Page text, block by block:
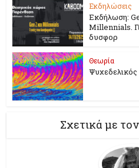
Εκδηλώσεις
Εκδήλωση:
Millennials.
δυσφορ
Θεωρία
Ψυχεδελικός
Σχετικά με